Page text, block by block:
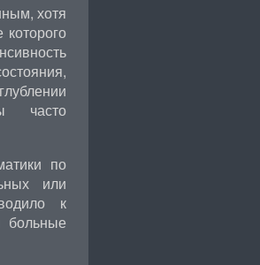
хотя
часто
по
или
к
больные